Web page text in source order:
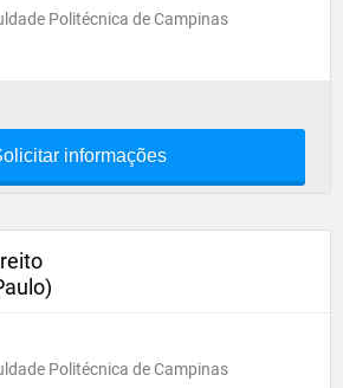
Politécnica de Campinas
informações
Politécnica de Campinas